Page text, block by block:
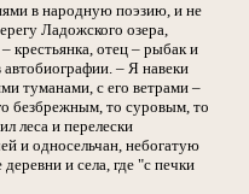
в народную поэзию, и не
Ладожского озера,
крестьянка, отец – рыбак и
– Я навеки
туманами, с его ветрами –
безбрежным, то суровым, то
леса и перелески
и односельчан, небогатую
и села, где "с печки